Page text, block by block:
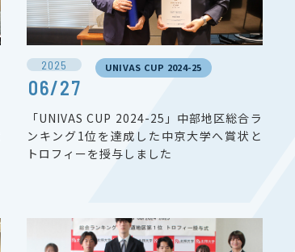
2025
06/27
UNIVAS CUP 2024-25
「UNIVAS CUP 2024-25」中部地区総合ラ
ンキング1位を達成した中京大学へ賞状と
トロフィーを授与しました